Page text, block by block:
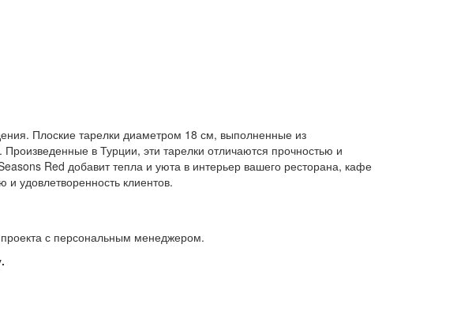
Плоские тарелки диаметром 18 см, выполненные из
в Турции, эти тарелки отличаются прочностью и
Red добавит тепла и уюта в интерьер вашего ресторана, кафе
удовлетворенность клиентов.
с персональным менеджером.